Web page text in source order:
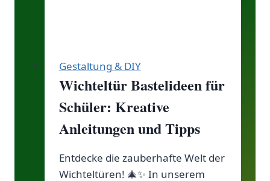
Gestaltung & DIY
Wichteltür Bastelideen für
Schüler: Kreative
Anleitungen und Tipps
Entdecke die zauberhafte Welt der
Wichteltüren! 🎄✨ In unserem